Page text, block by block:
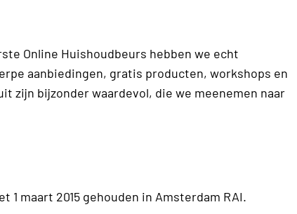
Online Huishoudbeurs hebben we echt
aanbiedingen, gratis producten, workshops en
zijn bijzonder waardevol, die we meenemen naar
maart 2015 gehouden in Amsterdam RAI.